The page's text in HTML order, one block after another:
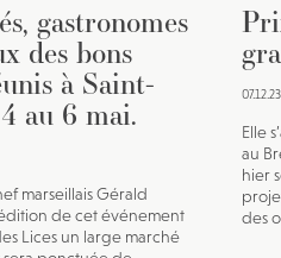
gastronomes
des bons
à Saint-
au 6 mai.
marseillais Gérald
de cet événement
Lices un large marché
07.12.23
Elle
au
hier
des